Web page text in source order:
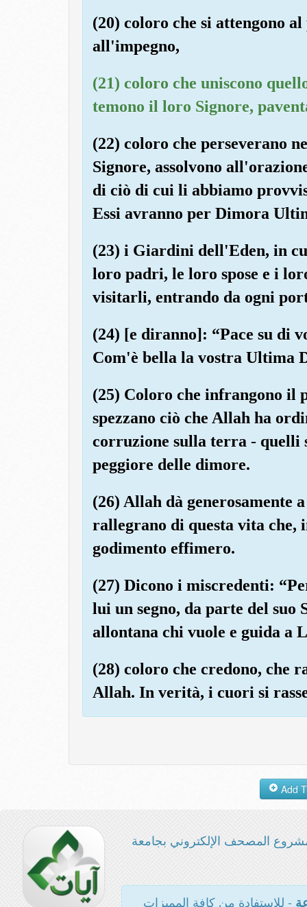
(20) coloro che si attengono
all'impegno,
(21) coloro che uniscono
temono il loro Signore,
(22) coloro che perseverano
Signore, assolvono
di ciò di cui li abbiamo
Essi avranno per Dimora
(23) i Giardini dell'Eden, in
loro padri, le loro spose e i
visitarli, entrando da ogni
(24) [e diranno]: “Pace su di
Com'è bella la vostra Ultima
(25) Coloro che infrangono il
spezzano ciò che Allah ha
corruzione sulla terra - quelli
peggiore delle dimore.
(26) Allah dà generosamente
rallegrano di questa vita
godimento effimero.
(27) Dicono i miscredenti:
lui un segno, da parte del
allontana chi vuole e guida a
(28) coloro che credono, che
Allah. In verità, i cuori si
المصحف الإلكتروني بجامعة
- للاستفادة من كافة المميزات